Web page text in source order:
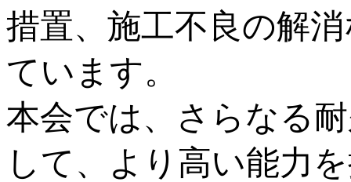
措置、施工不良の解
ています。
本会では、さらなる
して、より高い能力